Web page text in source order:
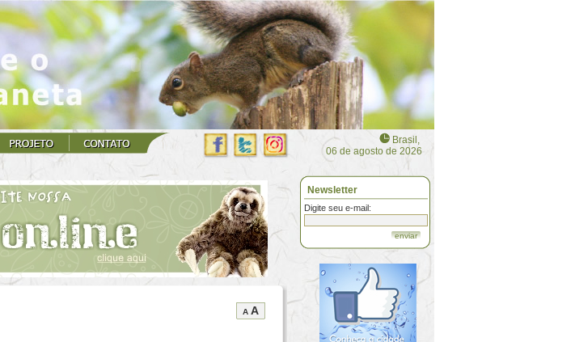
Brasil,
06 de agosto de 2026
A A
Newsletter
Digite seu e-mail:
enviar